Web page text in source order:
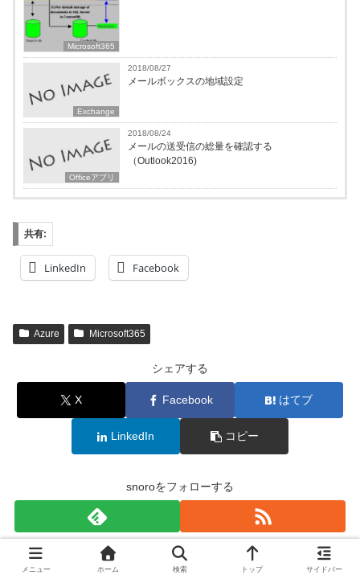
Microsoft365
Exchange
2018/08/27
メールボックスの地域設定
Officeアプリ
2018/08/24
メールの送受信の総量を確認する
（Outlook2016)
共有:
LinkedIn Facebook
Azure Microsoft365
シェアする
X Facebook はてブ
LinkedIn コピー
snoroをフォローする
snoro
メニュー ホーム 検索 トップ サイドバー